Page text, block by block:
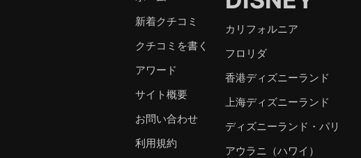
新着クチコミ
クチコミを書く
アワード
サイト概要
お問い合わせ
利用規約
カリフォルニア
フロリダ
香港ディズニーランド
上海ディズニーランド
ディズニーランド・パリ
アウラニ（ハワイ）